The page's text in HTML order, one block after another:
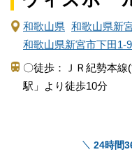
和歌山県 和歌山県新
和歌山県新宮市下田1-
〇徒歩：ＪＲ紀勢本
駅」より徒歩10分
24時間